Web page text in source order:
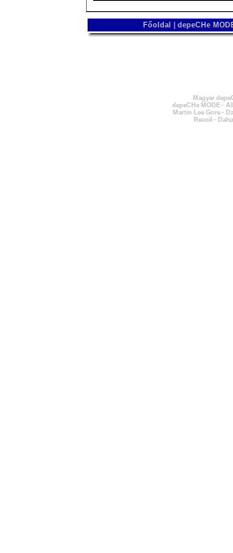
Főoldal depeCHe
Magyar
depeCHe MODE -
Martin Lee Gore -
Recoil -